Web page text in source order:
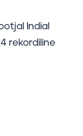
Indial
rekordiline